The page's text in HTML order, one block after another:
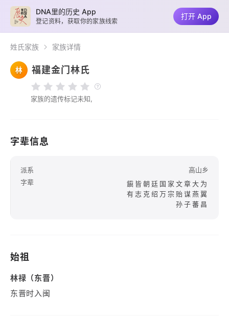
姓氏家族 家族详情
林 福建金门林氏
家族的遗传标记未知,
字辈信息
派系
高山乡
字辈
鎭皆朝廷国家文章大为
有志克绍万宗贻谋燕翼
孙子蕃昌
始祖
林禄（东晋）
东晋时入闽
DNA里的历史 App
登记资料，获取你的家族线索
打开 App